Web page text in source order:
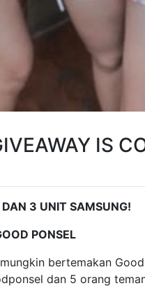
IS
3 UNIT SAMSUNG!
PONSEL
bertemakan
dan 5 orang